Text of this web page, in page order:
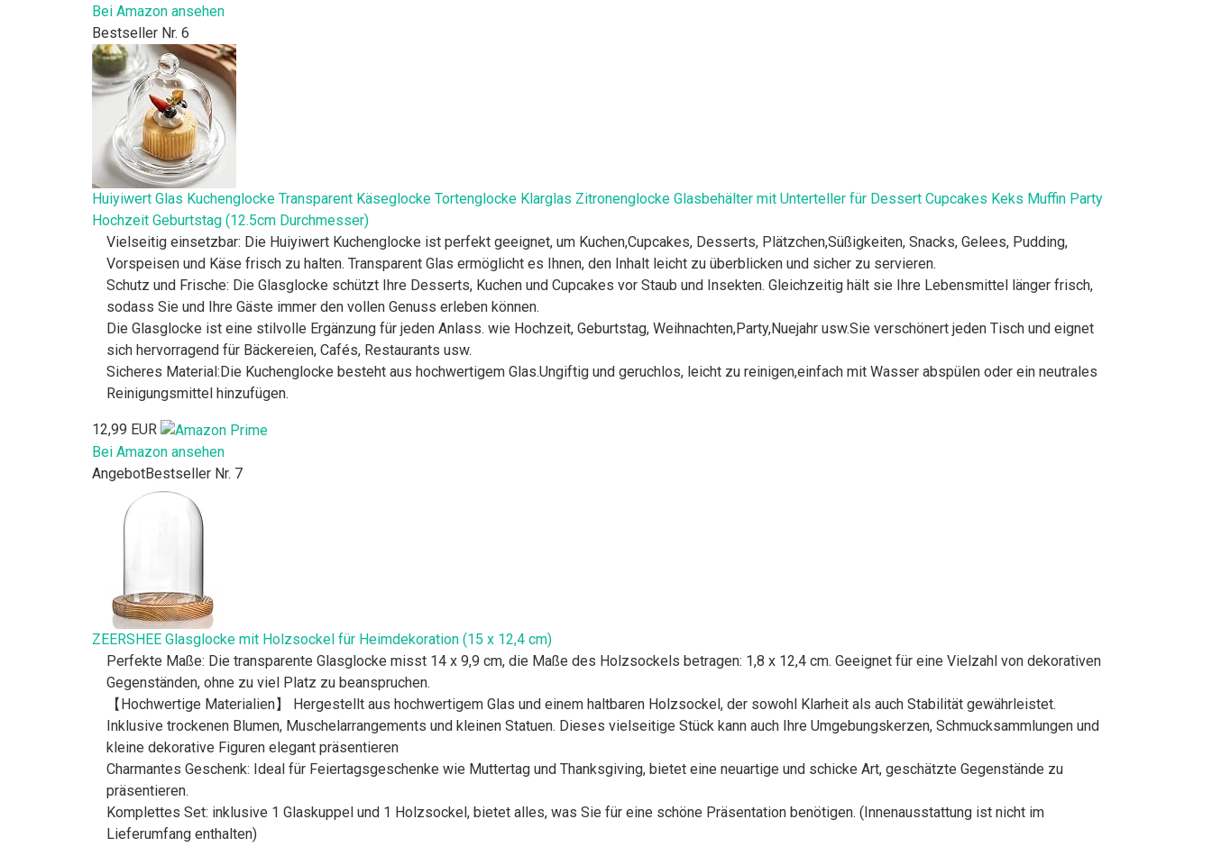
Bei Amazon ansehen
Bestseller Nr. 6
Huiyiwert Glas Kuchenglocke Transparent Käseglocke Tortenglocke Klarglas Zitronenglocke Glasbehälter mit Unterteller für Dessert Cupcakes Keks Muffin Party
Hochzeit Geburtstag (12.5cm Durchmesser)
Vielseitig einsetzbar: Die Huiyiwert Kuchenglocke ist perfekt geeignet, um Kuchen,Cupcakes, Desserts, Plätzchen,Süßigkeiten, Snacks, Gelees, Pudding,
Vorspeisen und Käse frisch zu halten. Transparent Glas ermöglicht es Ihnen, den Inhalt leicht zu überblicken und sicher zu servieren.
Schutz und Frische: Die Glasglocke schützt Ihre Desserts, Kuchen und Cupcakes vor Staub und Insekten. Gleichzeitig hält sie Ihre Lebensmittel länger frisch,
sodass Sie und Ihre Gäste immer den vollen Genuss erleben können.
Die Glasglocke ist eine stilvolle Ergänzung für jeden Anlass. wie Hochzeit, Geburtstag, Weihnachten,Party,Nuejahr usw.Sie verschönert jeden Tisch und eignet
sich hervorragend für Bäckereien, Cafés, Restaurants usw.
Sicheres Material:Die Kuchenglocke besteht aus hochwertigem Glas.Ungiftig und geruchlos, leicht zu reinigen,einfach mit Wasser abspülen oder ein neutrales
Reinigungsmittel hinzufügen.
12,99 EUR
Bei Amazon ansehen
AngebotBestseller Nr. 7
ZEERSHEE Glasglocke mit Holzsockel für Heimdekoration (15 x 12,4 cm)
Perfekte Maße: Die transparente Glasglocke misst 14 x 9,9 cm, die Maße des Holzsockels betragen: 1,8 x 12,4 cm. Geeignet für eine Vielzahl von dekorativen
Gegenständen, ohne zu viel Platz zu beanspruchen.
【Hochwertige Materialien】 Hergestellt aus hochwertigem Glas und einem haltbaren Holzsockel, der sowohl Klarheit als auch Stabilität gewährleistet.
Inklusive trockenen Blumen, Muschelarrangements und kleinen Statuen. Dieses vielseitige Stück kann auch Ihre Umgebungskerzen, Schmucksammlungen und
kleine dekorative Figuren elegant präsentieren
Charmantes Geschenk: Ideal für Feiertagsgeschenke wie Muttertag und Thanksgiving, bietet eine neuartige und schicke Art, geschätzte Gegenstände zu
präsentieren.
Komplettes Set: inklusive 1 Glaskuppel und 1 Holzsockel, bietet alles, was Sie für eine schöne Präsentation benötigen. (Innenausstattung ist nicht im
Lieferumfang enthalten)